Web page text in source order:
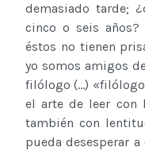
demasiado tarde;
cinco o seis
éstos no tienen
yo somos amigos
filólogo (...)
el arte de leer con
también con
pueda desesperar